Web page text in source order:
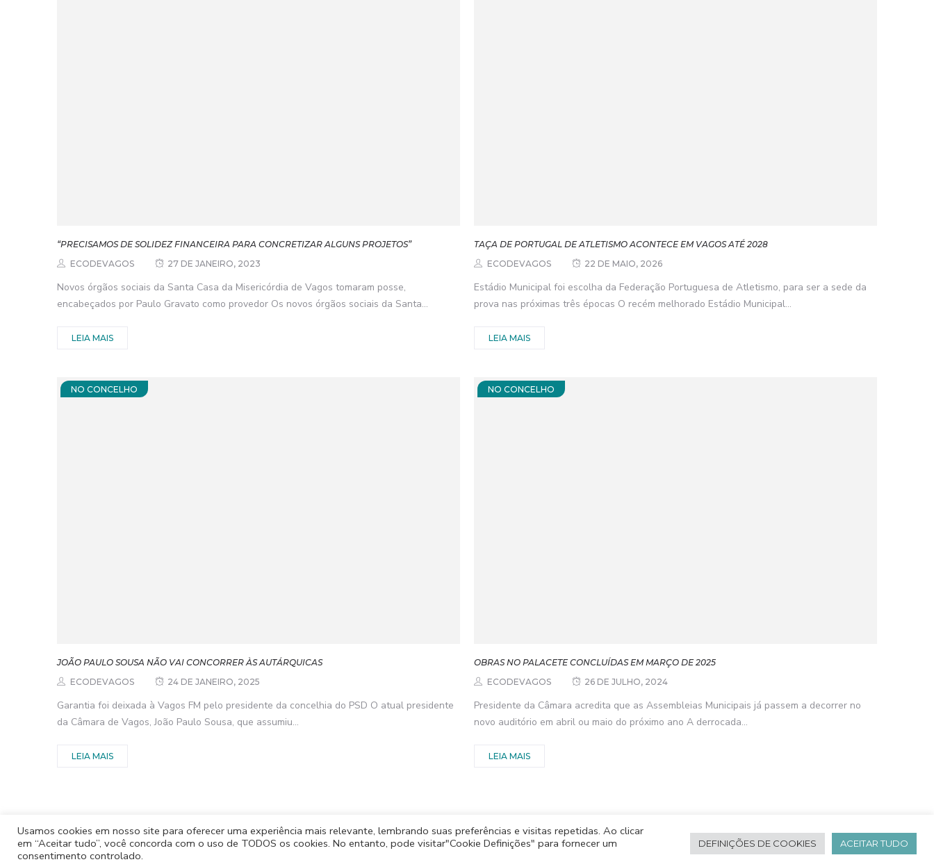
“PRECISAMOS DE SOLIDEZ FINANCEIRA PARA CONCRETIZAR ALGUNS PROJETOS”
ECODEVAGOS
27 DE JANEIRO, 2023
Novos órgãos sociais da Santa Casa da Misericórdia de Vagos tomaram posse,
encabeçados por Paulo Gravato como provedor Os novos órgãos sociais da Santa...
LEIA MAIS
TAÇA DE PORTUGAL DE ATLETISMO ACONTECE EM VAGOS ATÉ 2028
ECODEVAGOS
22 DE MAIO, 2026
Estádio Municipal foi escolha da Federação Portuguesa de Atletismo, para ser a sede da
prova nas próximas três épocas O recém melhorado Estádio Municipal...
LEIA MAIS
NO CONCELHO
JOÃO PAULO SOUSA NÃO VAI CONCORRER ÀS AUTÁRQUICAS
ECODEVAGOS
24 DE JANEIRO, 2025
Garantia foi deixada à Vagos FM pelo presidente da concelhia do PSD O atual presidente
da Câmara de Vagos, João Paulo Sousa, que assumiu...
LEIA MAIS
NO CONCELHO
OBRAS NO PALACETE CONCLUÍDAS EM MARÇO DE 2025
ECODEVAGOS
26 DE JULHO, 2024
Presidente da Câmara acredita que as Assembleias Municipais já passem a decorrer no
novo auditório em abril ou maio do próximo ano A derrocada...
LEIA MAIS
Usamos cookies em nosso site para oferecer uma experiência mais relevante, lembrando suas preferências e visitas repetidas. Ao clicar
em “Aceitar tudo”, você concorda com o uso de TODOS os cookies. No entanto, pode visitar"Cookie Definições" para fornecer um
consentimento controlado.
DEFINIÇÕES DE COOKIES ACEITAR TUDO